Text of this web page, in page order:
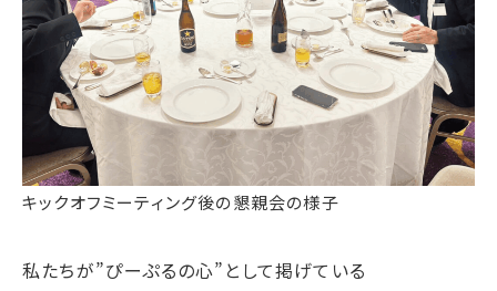
キックオフミーティング後の懇親会の様子
私たちが”ぴーぷるの心”として掲げている